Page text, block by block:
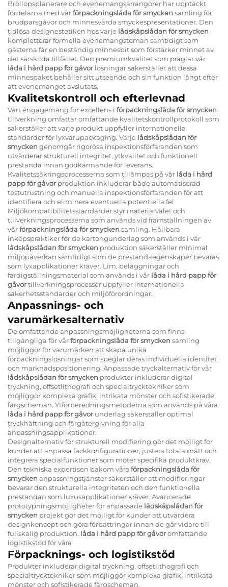
Bröllopsplanerare och evenemangsarrangörer har upptäckt
fördelarna med vårförpackningslåda för smycken samling för
brudparsgåvor och minnesvärda smyckespresentationer. Den
tidlösa designestetiken hos varje lådskåpslådan för smycken
kompletterar formella evenemangsteman samtidigt som
gästerna får en beständig minnesbit som förstärker minnet av
det särskilda tillfället. Den premiumkvalitet som präglar vår
låda i hård papp för gåvorlösningar säkerställer att dessa
minnespaket behåller sitt utseende och sin funktion långt efter
att evenemanget avslutats.
Kvalitetskontroll och efterlevnad
Vårt engagemang för excellens i förpackningslåda för smycken
tillverkning omfattar omfattande kvalitetskontrollprotokoll som
säkerställer att varje produkt uppfyller internationella
standarder för lyxvarupackaging. Varje lådskåpslådan för
smycken genomgår rigorösa inspektionsförfaranden som
utvärderar strukturell integritet, ytkvalitet och funktionell
prestanda innan godkännande för leverans.
Kvalitetssäkringsprocesserna som tillämpas på vår låda i hård
papp för gåvorproduktion inkluderar både automatiserad
testutrustning och manuella inspektionsförfaranden för att
identifiera och eliminera eventuella potentiella fel.
Miljökompatibilitetsstandarder styr materialvalet och
tillverkningsprocesserna som används vid framställningen av
vårförpackningslåda för smycken samling. Hållbara
inköpspraktiker för de kartongunderlag som används i vår
lådskåpslådan för smycken produktion säkerställer minimal
miljöpåverkan samtidigt som de prestandaegenskaper bevaras
som lyxapplikationer kräver. Lim, beläggningar och
färdigställningsmaterial som används i vår låda i hård papp för
gåvortillverkningsprocesser uppfyller internationella
säkerhetsstandarder och miljöförordningar.
Anpassnings- och
varumärkesalternativ
De omfattande anpassningsmöjligheterna som finns
tillgängliga för vårförpackningslåda för smycken samling
möjliggör för varumärken att skapa unika
förpackningslösningar som speglar deras individuella identitet
och marknadspositionering. Anpassade tryckalternativ för vår
lådskåpslådan för smycken produkter inkluderar digital
tryckning, offsetlithografi och specialtrycktekniker som
möjliggör komplexa grafik, intrikata mönster och sofistikerade
färgscheman. Ytförberedningsmetoderna som används på våra
låda i hård papp för gåvorunderlag säkerställer optimal
tryckhäftning och färgåtergivning för alla
anpassningsapplikationer.
Designalternativ för strukturell modifiering gör det möjligt for
kunder att anpassa fackkonfigurationer, justera totala mått och
integrera specialfunktioner som möter specifika produktkrav.
Den tekniska expertisen bakom våra förpackningslåda för
smycken anpassningstjänster säkerställer att modifieringar
bevarar den strukturella integriteten och den funktionella
prestandan som luxusapplikationer kräver. Avancerade
prototypningsmöjligheter för anpassade lådskåpslådan för
smycken projekt gör det möjligt för kunder att utvärdera
designkoncept och göra förbättringar innan de går vidare till
fullskalig produktion. låda i hård papp för gåvoromfattande
logistikstöd för våra
Förpacknings- och logistikstöd
Produkter inkluderar digital tryckning, offsetlithografi och
specialtrycktekniker som möjliggör komplexa grafik, intrikata
mönster och sofistikerade färgscheman.